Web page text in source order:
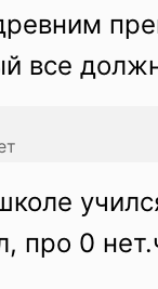
все
про 0